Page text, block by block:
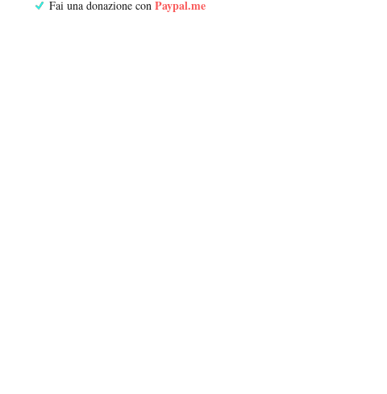
Fai una donazione con Paypal.me